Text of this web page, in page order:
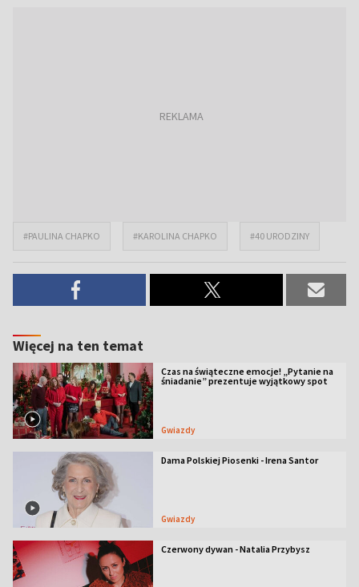
#PAULINA CHAPKO #KAROLINA CHAPKO #40 URODZINY
Więcej na ten temat
Czas na świąteczne emocje! „Pytanie na
śniadanie” prezentuje wyjątkowy spot
Gwiazdy
Dama Polskiej Piosenki - Irena Santor
Gwiazdy
Czerwony dywan - Natalia Przybysz